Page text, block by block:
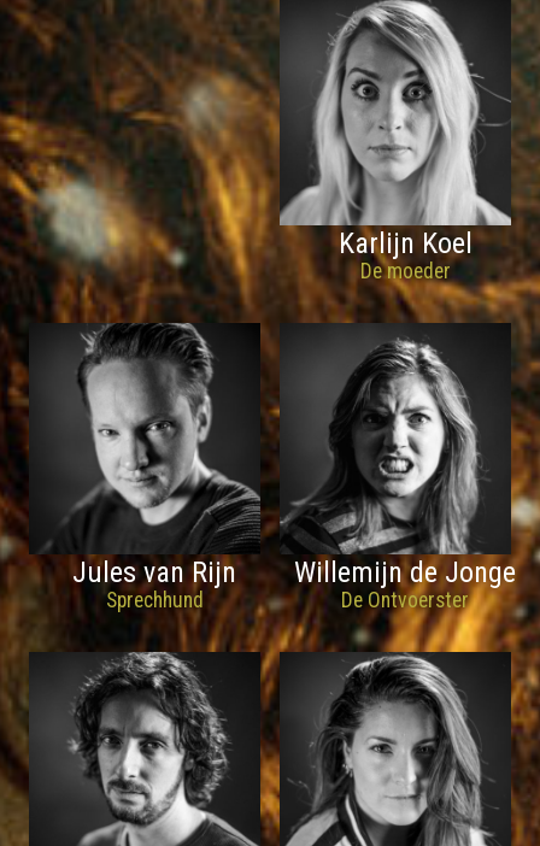
Karlijn Koel
De moeder
Jules van Rijn
Sprechhund
Willemijn de Jonge
De Ontvoerster